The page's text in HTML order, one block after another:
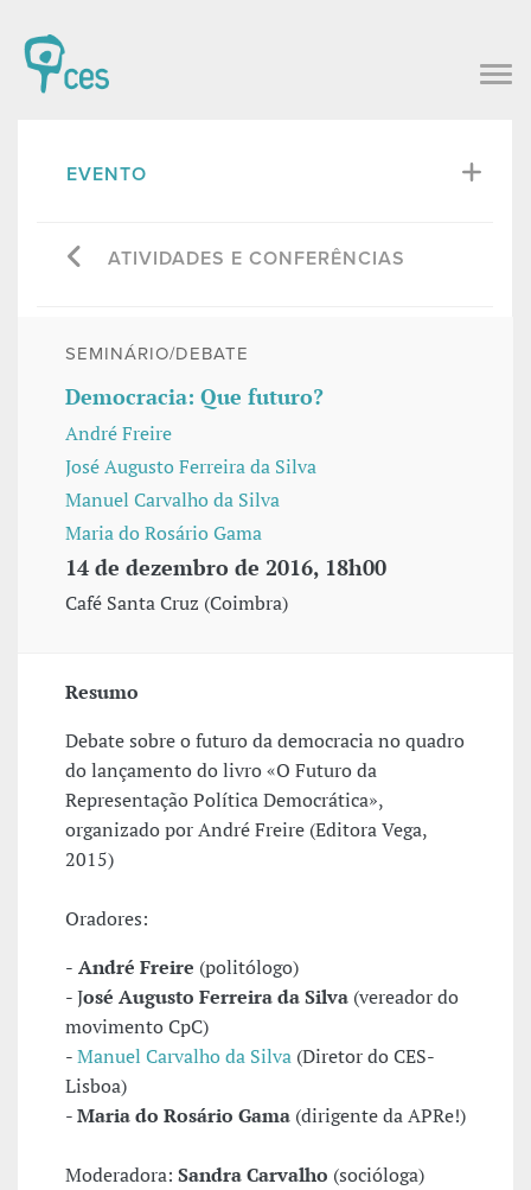
EVENTO
ATIVIDADES E CONFERÊNCIAS
SEMINÁRIO/DEBATE
Democracia: Que futuro?
André Freire
José Augusto Ferreira da Silva
Manuel Carvalho da Silva
Maria do Rosário Gama
14 de dezembro de 2016, 18h00
Café Santa Cruz (Coimbra)
Resumo
Debate sobre o futuro da democracia no quadro
do lançamento do livro «O Futuro da
Representação Política Democrática»,
organizado por André Freire (Editora Vega,
2015)
Oradores:
- André Freire (politólogo)
- José Augusto Ferreira da Silva (vereador do
movimento CpC)
-Manuel Carvalho da Silva (Diretor do CES-
Lisboa)
-Maria do Rosário Gama (dirigente da APRe!)
Moderadora: Sandra Carvalho (socióloga)